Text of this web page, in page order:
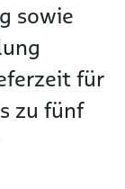
sowie
für
zu fünf